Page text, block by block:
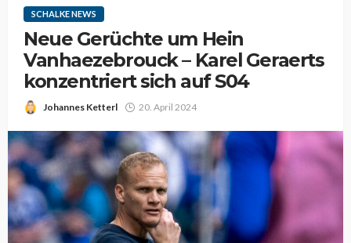
SCHALKE NEWS
Neue Gerüchte um Hein
Vanhaezebrouck – Karel Geraerts
konzentriert sich auf S04
Johannes Ketterl 20. April 2024